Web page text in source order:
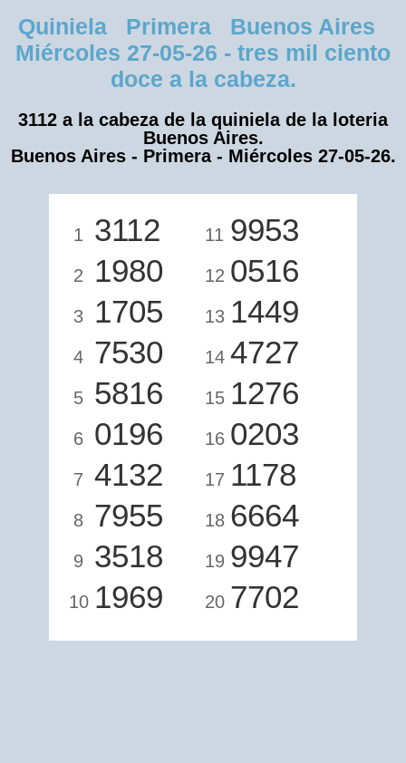
Quiniela Primera Buenos Aires
Miércoles 27-05-26 - tres mil ciento
doce a la cabeza.
3112 a la cabeza de la quiniela de la loteria
Buenos Aires.
Buenos Aires - Primera - Miércoles 27-05-26.
1 3112
2 1980
3 1705
4 7530
5 5816
6 0196
7 4132
8 7955
9 3518
10 1969
11 9953
12 0516
13 1449
14 4727
15 1276
16 0203
17 1178
18 6664
19 9947
20 7702